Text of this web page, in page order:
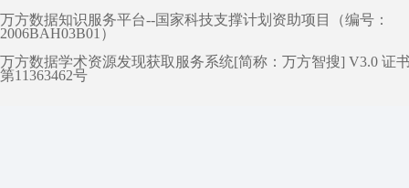
万方数据知识服务平台--国家科技支撑计划资助项目（编号：
2006BAH03B01）
万方数据学术资源发现获取服务系统[简称：万方智搜] V3.0 证
第11363462号